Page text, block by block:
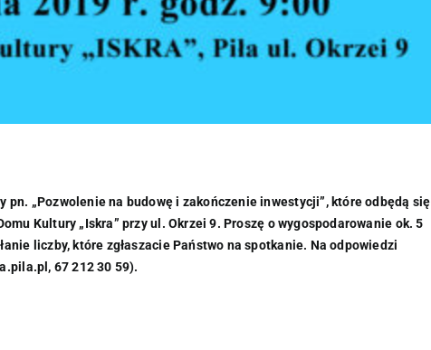
„Pozwolenie na budowę i zakończenie inwestycji”, które odbędą się
Kultury „Iskra” przy ul. Okrzei 9. Proszę o wygospodarowanie ok. 5
liczby, które zgłaszacie Państwo na spotkanie. Na odpowiedzi
67 212 30 59).